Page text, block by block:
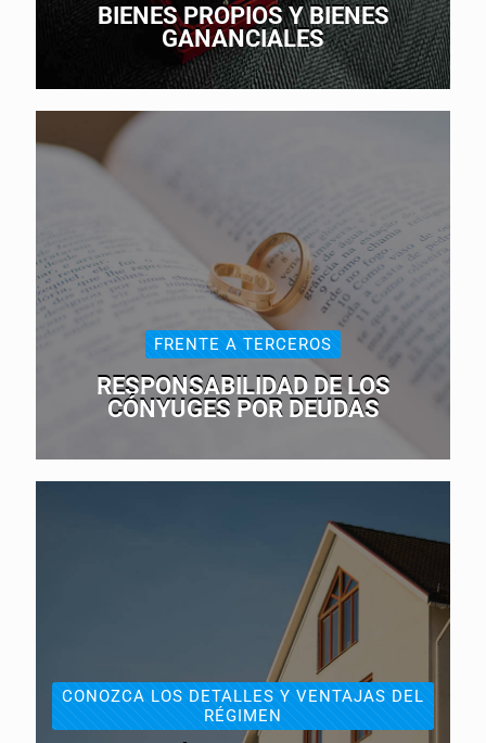
BIENES PROPIOS Y BIENES
GANANCIALES
FRENTE A TERCEROS
RESPONSABILIDAD DE LOS
CÓNYUGES POR DEUDAS
CONOZCA LOS DETALLES Y VENTAJAS DEL
RÉGIMEN